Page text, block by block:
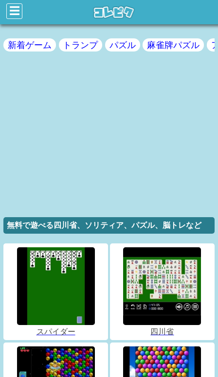
☰
新着ゲーム トランプ パズル 麻雀牌パズル
無料で遊べる四川省、ソリティア、パズル、脳トレなど
スパイダー 四川省